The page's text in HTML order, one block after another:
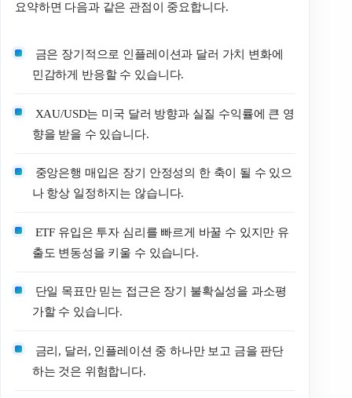
요약하면 다음과 같은 관점이 중요합니다.
금은 장기적으로 인플레이션과 달러 가치 변화에
민감하게 반응할 수 있습니다.
XAU/USD는 미국 달러 방향과 실질 수익률에 큰 영
향을 받을 수 있습니다.
중앙은행 매입은 장기 안정성의 한 축이 될 수 있으
나 항상 일정하지는 않습니다.
ETF 유입은 투자 심리를 빠르게 바꿀 수 있지만 유
출도 변동성을 키울 수 있습니다.
단일 목표만 믿는 접근은 장기 불확실성을 과소평
가할 수 있습니다.
금리, 달러, 인플레이션 중 하나만 보고 금을 판단
하는 것은 위험합니다.